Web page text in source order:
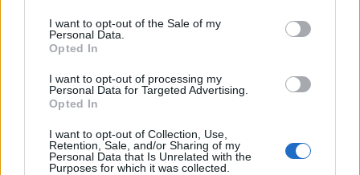
I want to opt-out of the Sale of my
Personal Data.
Opted In
I want to opt-out of processing my
Personal Data for Targeted Advertising.
Opted In
I want to opt-out of Collection, Use,
Retention, Sale, and/or Sharing of my
Personal Data that Is Unrelated with the
Purposes for which it was collected.
LEGGI ANCHE
PARABIAGOMattarella premia Alessia Lai, la
PARABIAGO Ha isolato il virus, la ricercatrice Alessia
Lai “Cavaliere al Merito”
Alessia, la ricercatrice che ha isolato il virus: «Primo
passo per combatterlo»
PIÙ INFORMAZIONI SU